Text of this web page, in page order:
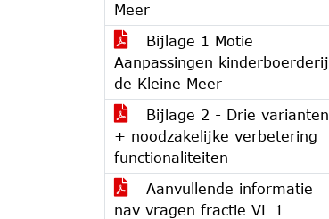
Meer
Bijlage 1 Motie
Aanpassingen kinderboerderij
de Kleine Meer
Bijlage 2 - Drie varianten
+ noodzakelijke verbetering
functionaliteiten
Aanvullende informatie
nav vragen fractie VL 1